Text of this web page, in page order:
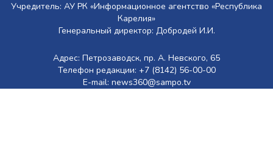
Учредитель: АУ РК «Информационное агентство «Республика
Карелия»
Генеральный директор: Добродей И.И.
Адрес: Петрозаводск, пр. А. Невского, 65
Телефон редакции: +7 (8142) 56-00-00
E-mail: news360@sampo.tv